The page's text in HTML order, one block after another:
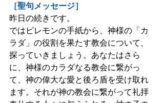
［聖句メッセージ］
昨日の続きです。
ではピレモンの手紙から、神様の「カ
ラダ」の役割を果たす教会について、
探っていきましょう。あなたはさら
に、神様のカラダなる教会に繋がっ
て、神の偉大な愛と後ろ盾を受け取れ
ます。それが神の教会に繋がって礼拝